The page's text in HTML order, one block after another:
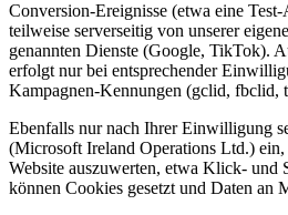
Conversion-Ereignisse (etwa eine
teilweise serverseitig von unserer
genannten Dienste (Google, TikTok).
erfolgt nur bei entsprechender
Kampagnen-Kennungen (gclid, fbclid,
Ebenfalls nur nach Ihrer Einwilligung
(Microsoft Ireland Operations Ltd.)
Website auszuwerten, etwa Klick- und
können Cookies gesetzt und Daten an